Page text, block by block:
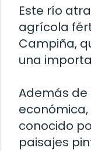
Este río
agrícola
Campiña,
una
Además
conocido
paisajes